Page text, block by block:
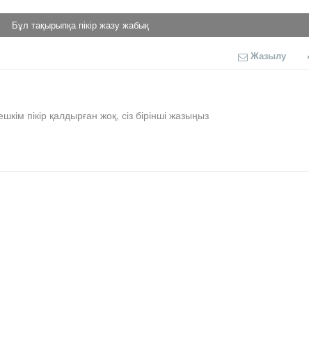
Бұл тақырыпқа пікір жазу жабық
Жазылу
пікір қалдырған жоқ, сіз бірінші жазыңыз